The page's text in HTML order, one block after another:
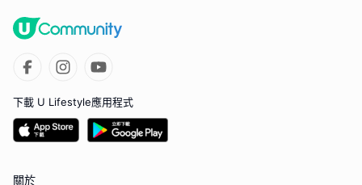
下載 U Lifestyle應用程式
關於